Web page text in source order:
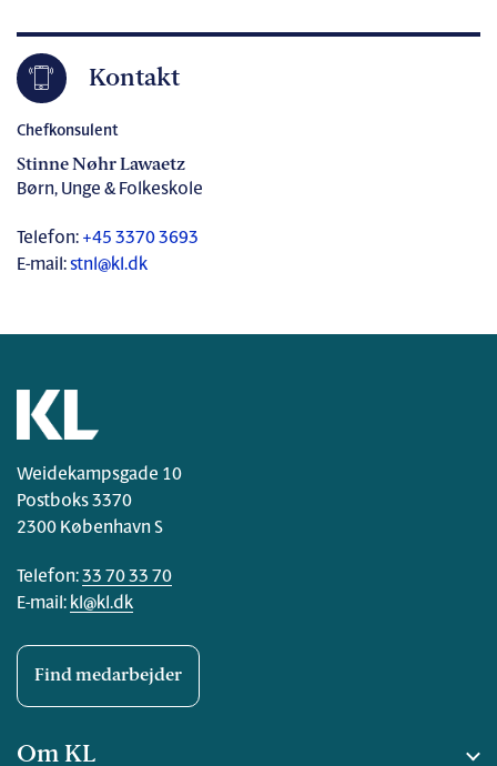
Kontakt
Chefkonsulent
Stinne Nøhr Lawaetz
Børn, Unge & Folkeskole
Telefon: +45 3370 3693
E-mail:stnl@kl.dk
Weidekampsgade 10
Postboks 3370
2300 København S
Telefon:33 70 33 70
E-mail: kl@kl.dk
Find medarbejder
Om KL